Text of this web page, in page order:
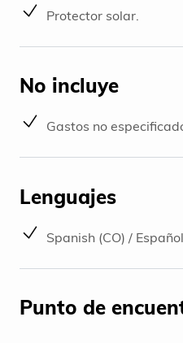
Protector solar.
No incluye
Gastos no
Lenguajes
Spanish (CO) /
Punto de